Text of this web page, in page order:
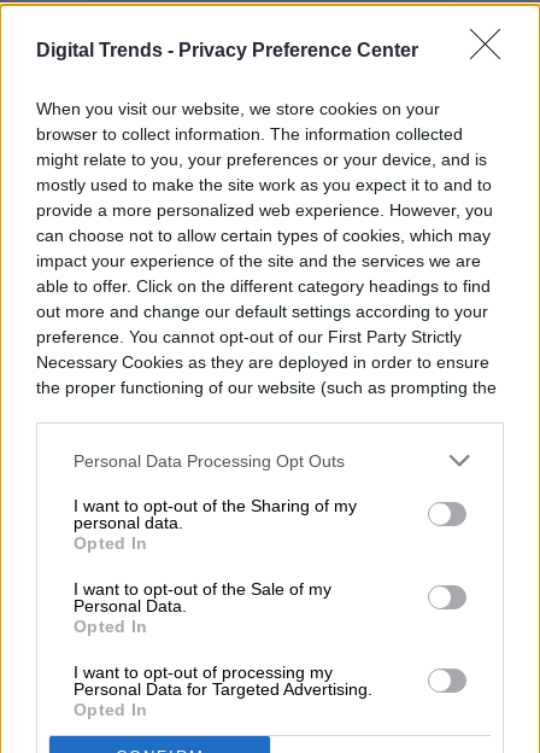
Digital Trends - Privacy Preference Center
When you visit our website, we store cookies on your
browser to collect information. The information collected
might relate to you, your preferences or your device, and is
mostly used to make the site work as you expect it to and to
provide a more personalized web experience. However, you
can choose not to allow certain types of cookies, which may
impact your experience of the site and the services we are
able to offer. Click on the different category headings to find
out more and change our default settings according to your
preference. You cannot opt-out of our First Party Strictly
Necessary Cookies as they are deployed in order to ensure
the proper functioning of our website (such as prompting the
Personal Data Processing Opt Outs
I want to opt-out of the Sharing of my
personal data.
Opted In
I want to opt-out of the Sale of my
Personal Data.
Opted In
I want to opt-out of processing my
Personal Data for Targeted Advertising.
Opted In
Varios incendios forestales importantes
continúan ardiendo en el sur de California,
y muchos de ellos aún no han sido
contenidos, según los últimos informes del
jueves por la noche. Las autoridades han
confirmado al menos siete muertes,
aunque la cifra podría aumentar una vez
que los investigadores puedan ingresar